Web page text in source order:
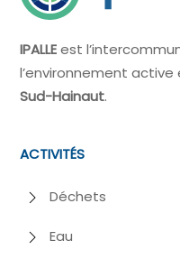
IPALLEest
l’environnement
Sud-Hainaut.
ACTIVITÉS
Déchets
Eau